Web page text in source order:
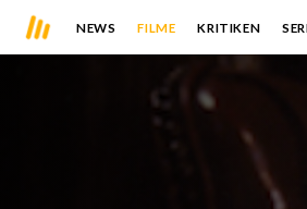
NEWS FILME KRITIKEN